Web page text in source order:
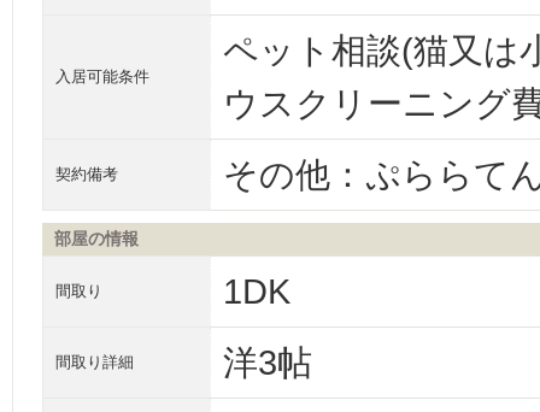
入居可能条件
ペット相談(猫又は
ウスクリーニング
契約備考 その他：ぷららて
部屋の情報
間取り 1DK
間取り詳細 洋3帖